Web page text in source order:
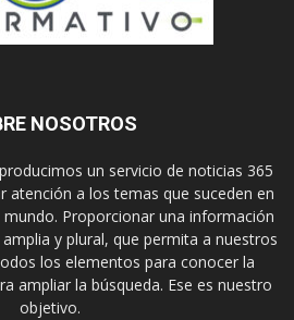
NOSOTROS
un servicio de noticias 365
atención a los temas que suceden en
Proporcionar una información
y plural, que permita a nuestros
los elementos para conocer la
ampliar la búsqueda. Ese es nuestro
objetivo.